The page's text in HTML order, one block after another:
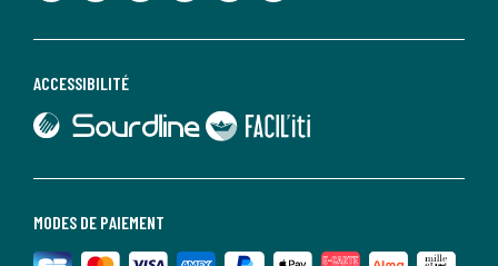
MODES DE PAIEMENT
ACCESSIBILITÉ
lien vers Sourdline
lien vers Faciliti